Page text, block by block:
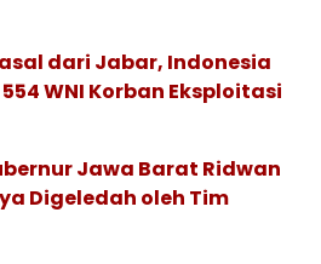
dari Jabar, Indonesia
WNI Korban Eksploitasi
Jawa Barat Ridwan
Digeledah oleh Tim